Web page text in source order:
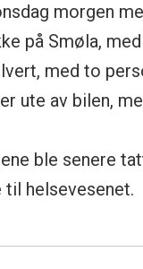
morgen
på Smøla,
med to
ute av bilen,
ble senere
til helsevesenet.